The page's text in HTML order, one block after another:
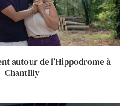
autour de l’Hippodrome à
Chantilly